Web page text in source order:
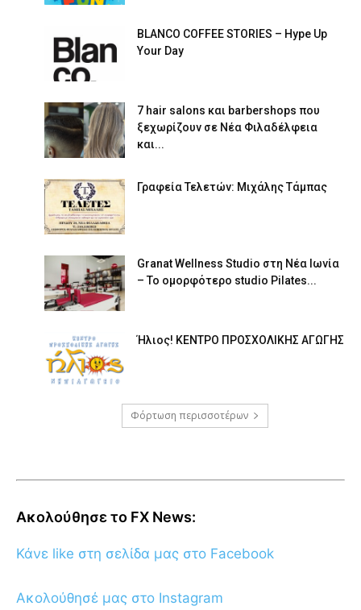
BLANCO COFFEE STORIES – Hype Up
Your Day
7 hair salons και barbershops που
ξεχωρίζουν σε Νέα Φιλαδέλφεια
και...
Γραφεία Τελετών: Μιχάλης Τάμπας
Granat Wellness Studio στη Νέα Ιωνία
– Το ομορφότερο studio Pilates...
Ήλιος! ΚΕΝΤΡΟ ΠΡΟΣΧΟΛΙΚΗΣ ΑΓΩΓΗΣ
Φόρτωση περισσοτέρων
Ακολούθησε το FX News:
Κάνε like στη σελίδα μας στο Facebook
Ακολούθησέ μας στο Instagram